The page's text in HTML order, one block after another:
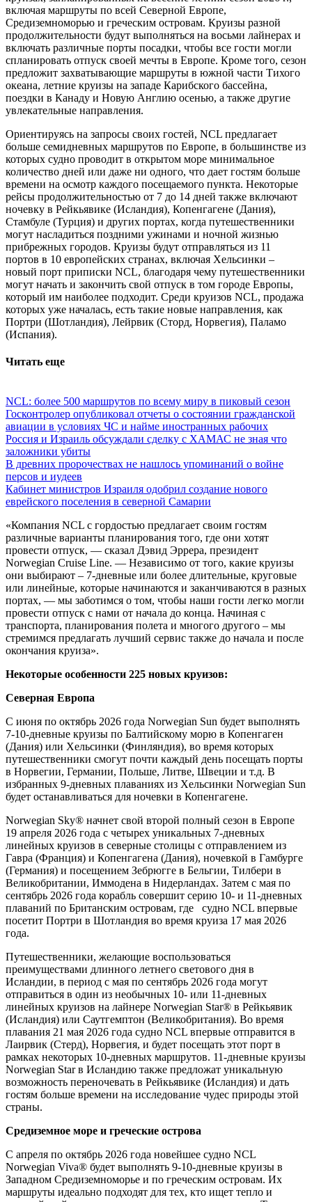
включая маршруты по всей Северной Европе,
Средиземноморью и греческим островам. Круизы разной
продолжительности будут выполняться на восьми лайнерах и
включать различные порты посадки, чтобы все гости могли
спланировать отпуск своей мечты в Европе. Кроме того, сезон
предложит захватывающие маршруты в южной части Тихого
океана, летние круизы на западе Карибского бассейна,
поездки в Канаду и Новую Англию осенью, а также другие
увлекательные направления.
Ориентируясь на запросы своих гостей, NCL предлагает
больше семидневных маршрутов по Европе, в большинстве из
которых судно проводит в открытом море минимальное
количество дней или даже ни одного, что дает гостям больше
времени на осмотр каждого посещаемого пункта. Некоторые
рейсы продолжительностью от 7 до 14 дней также включают
ночевку в Рейкьявике (Исландия), Копенгагене (Дания),
Стамбуле (Турция) и других портах, когда путешественники
могут насладиться поздними ужинами и ночной жизнью
прибрежных городов. Круизы будут отправляться из 11
портов в 10 европейских странах, включая Хельсинки –
новый порт приписки NCL, благодаря чему путешественники
могут начать и закончить свой отпуск в том городе Европы,
который им наиболее подходит. Среди круизов NCL, продажа
которых уже началась, есть такие новые направления, как
Портри (Шотландия), Лейрвик (Сторд, Норвегия), Паламо
(Испания).
Читать еще
NCL: более 500 маршрутов по всему миру в пиковый сезон
Госконтролер опубликовал отчеты о состоянии гражданской
авиации в условиях ЧС и найме иностранных рабочих
Россия и Израиль обсуждали сделку с ХАМАС не зная что
заложники убиты
В древних пророчествах не нашлось упоминаний о войне
персов и иудеев
Кабинет министров Израиля одобрил создание нового
еврейского поселения в северной Самарии
«Компания NCL с гордостью предлагает своим гостям
различные варианты планирования того, где они хотят
провести отпуск, — сказал Дэвид Эррера, президент
Norwegian Cruise Line. — Независимо от того, какие круизы
они выбирают – 7-дневные или более длительные, круговые
или линейные, которые начинаются и заканчиваются в разных
портах, — мы заботимся о том, чтобы наши гости легко могли
провести отпуск с нами от начала до конца. Начиная с
транспорта, планирования полета и многого другого – мы
стремимся предлагать лучший сервис также до начала и после
окончания круиза».
Некоторые особенности 225 новых круизов:
Северная Европа
С июня по октябрь 2026 года Norwegian Sun будет выполнять
7-10-дневные круизы по Балтийскому морю в Копенгаген
(Дания) или Хельсинки (Финляндия), во время которых
путешественники смогут почти каждый день посещать порты
в Норвегии, Германии, Польше, Литве, Швеции и т.д. В
избранных 9-дневных плаваниях из Хельсинки Norwegian Sun
будет останавливаться для ночевки в Копенгагене.
Norwegian Sky® начнет свой второй полный сезон в Европе
19 апреля 2026 года с четырех уникальных 7-дневных
линейных круизов в северные столицы с отправлением из
Гавра (Франция) и Копенгагена (Дания), ночевкой в Гамбурге
(Германия) и посещением Зебрюгге в Бельгии, Тилбери в
Великобритании, Иммодена в Нидерландах. Затем с мая по
сентябрь 2026 года корабль совершит серию 10- и 11-дневных
плаваний по Британским островам, где судно NCL впервые
посетит Портри в Шотландия во время круиза 17 мая 2026
года.
Путешественники, желающие воспользоваться
преимуществами длинного летнего светового дня в
Исландии, в период с мая по сентябрь 2026 года могут
отправиться в один из необычных 10- или 11-дневных
линейных круизов на лайнере Norwegian Star® в Рейкьявик
(Исландия) или Саутгемптон (Великобритания). Во время
плавания 21 мая 2026 года судно NCL впервые отправится в
Лаирвик (Стерд), Норвегия, и будет посещать этот порт в
рамках некоторых 10-дневных маршрутов. 11-дневные круизы
Norwegian Star в Исландию также предложат уникальную
возможность переночевать в Рейкьявике (Исландия) и дать
гостям больше времени на исследование чудес природы этой
страны.
Средиземное море и греческие острова
С апреля по октябрь 2026 года новейшее судно NCL
Norwegian Viva® будет выполнять 9-10-дневные круизы в
Западном Средиземноморье и по греческим островам. Их
маршруты идеально подходят для тех, кто ищет тепло и